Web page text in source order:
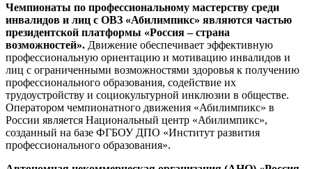
Чемпионаты по профессиональному мастерству среди
инвалидов и лиц с ОВЗ «Абилимпикс» являются частью
президентской платформы «Россия – страна
возможностей». Движение обеспечивает эффективную
профессиональную ориентацию и мотивацию инвалидов и
лиц с ограниченными возможностями здоровья к получению
профессионального образования, содействие их
трудоустройству и социокультурной инклюзии в обществе.
Оператором чемпионатного движения «Абилимпикс» в
России является Национальный центр «Абилимпикс»,
созданный на базе ФГБОУ ДПО «Институт развития
профессионального образования».